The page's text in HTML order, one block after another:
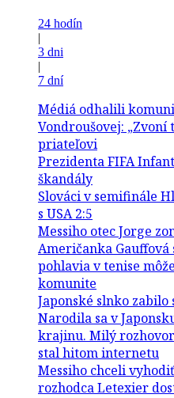
24 hodín
|
3 dni
|
7 dní